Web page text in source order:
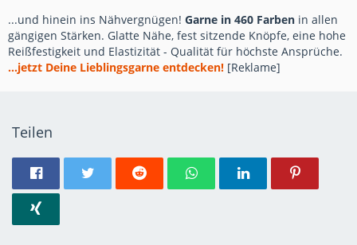
...und hinein ins Nähvergnügen! Garne in 460 Farben in allen
gängigen Stärken. Glatte Nähe, fest sitzende Knöpfe, eine hohe
Reißfestigkeit und Elastizität - Qualität für höchste Ansprüche.
...jetzt Deine Lieblingsgarne entdecken! [Reklame]
Teilen